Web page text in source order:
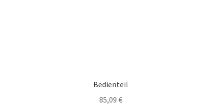
Bedienteil
85,09 €